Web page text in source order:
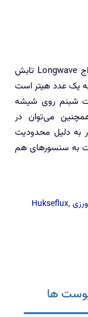
سنسور پیرژئومتر IR02 مناسب اندازه‌گیری امواج Longwave تابش
یک عدد هیتر است
شبنم روی شیشه
می‌توان در
به دلیل محدودیت
نسبت به سنسورهای هم
Hukseflux,
ها